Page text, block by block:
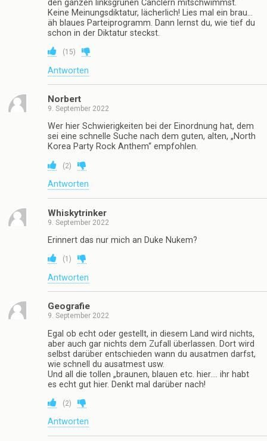
den ganzen linksgrünen Canclern mitschwimmst.
Keine Meinungsdiktatur, lächerlich! Lies mal ein brau…
äh blaues Parteiprogramm. Dann lernst du, wie tief du
schon in der Diktatur steckst.
(15)
Antworten
Norbert
9. September 2022
Wer hier Schwierigkeiten bei der Einordnung hat, dem
sei eine schnelle Suche nach dem guten, alten, „North
Korea Party Rock Anthem“ empfohlen.
(2)
Antworten
Whiskytrinker
9. September 2022
Erinnert das nur mich an Duke Nukem?
(1 )
Antworten
Geografie
9. September 2022
Egal ob echt oder gestellt, in diesem Land wird nichts,
aber auch gar nichts dem Zufall überlassen. Dort wird
selbst darüber entschieden wann du ausatmen darfst,
wie schnell du ausatmest usw.
Und all die tollen „braunen, blauen etc. hier…. ihr habt
es echt gut hier. Denkt mal darüber nach!
(2)
Antworten